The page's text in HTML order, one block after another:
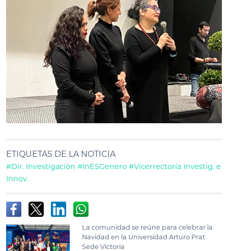
ETIQUETAS DE LA NOTICIA
#Dir. Investigación #InESGenero #Vicerrectoría Investig. e
Innov.
La comunidad se reúne para celebrar la
Navidad en la Universidad Arturo Prat
Sede Victoria